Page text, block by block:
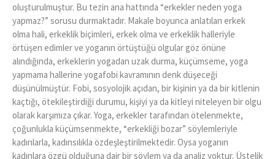
oluşturulmuştur. Bu tezin ana hattında “erkekler neden yoga
yapmaz?” sorusu durmaktadır. Makale boyunca anlatılan erkek
olma hali, erkeklik biçimleri, erkek olma ve erkeklik halleriyle
örtüşen edimler ve yoganın örtüştüğü olgular göz önüne
alındığında, erkeklerin yogadan uzak durma, küçümseme, yoga
yapmama hallerine yogafobi kavramının denk düşeceği
düşünülmüştür. Fobi, sosyolojik açıdan, bir kişinin ya da bir kitlenin
kaçtığı, ötekileştirdiği durumu, kişiyi ya da kitleyi niteleyen bir olgu
olarak karşımıza çıkar. Yoga, erkekler tarafından ötelenmekte,
çoğunlukla küçümsenmekte, “erkekliği bozar” söylemleriyle
kadınlarla, kadınsılıkla özdeşleştirilmektedir. Oysa yoganın
kadınlara özgü olduğuna dair bir söylem ya da analiz yoktur. Üstelik